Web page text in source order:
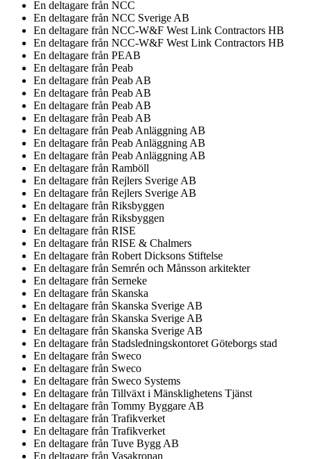
En deltagare från NCC
En deltagare från NCC Sverige AB
En deltagare från NCC-W&F West Link Contractors HB
En deltagare från NCC-W&F West Link Contractors HB
En deltagare från PEAB
En deltagare från Peab
En deltagare från Peab AB
En deltagare från Peab AB
En deltagare från Peab AB
En deltagare från Peab AB
En deltagare från Peab Anläggning AB
En deltagare från Peab Anläggning AB
En deltagare från Peab Anläggning AB
En deltagare från Ramböll
En deltagare från Rejlers Sverige AB
En deltagare från Rejlers Sverige AB
En deltagare från Riksbyggen
En deltagare från Riksbyggen
En deltagare från RISE
En deltagare från RISE & Chalmers
En deltagare från Robert Dicksons Stiftelse
En deltagare från Semrén och Månsson arkitekter
En deltagare från Serneke
En deltagare från Skanska
En deltagare från Skanska Sverige AB
En deltagare från Skanska Sverige AB
En deltagare från Skanska Sverige AB
En deltagare från Stadsledningskontoret Göteborgs stad
En deltagare från Sweco
En deltagare från Sweco
En deltagare från Sweco Systems
En deltagare från Tillväxt i Mänsklighetens Tjänst
En deltagare från Tommy Byggare AB
En deltagare från Trafikverket
En deltagare från Trafikverket
En deltagare från Tuve Bygg AB
En deltagare från Vasakronan